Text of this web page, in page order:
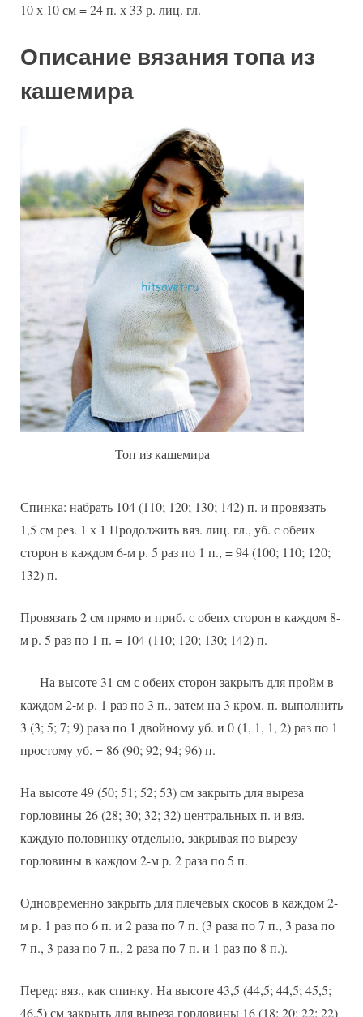
10 х 10 см = 24 п. х 33 р. лиц. гл.
Описание вязания топа из
кашемира
Топ из кашемира
Спинка: набрать 104 (110; 120; 130; 142) п. и провязать
1,5 см рез. 1 х 1 Продолжить вяз. лиц. гл., уб. с обеих
сторон в каждом 6-м р. 5 раз по 1 п., = 94 (100; 110; 120;
132) п.
Провязать 2 см прямо и приб. с обеих сторон в каждом 8-
м р. 5 раз по 1 п. = 104 (110; 120; 130; 142) п.
На высоте 31 см с обеих сторон закрыть для пройм в
каждом 2-м р. 1 раз по 3 п., затем на 3 кром. п. выполнить
3 (3; 5; 7; 9) раза по 1 двойному уб. и 0 (1, 1, 1, 2) раз по 1
простому уб. = 86 (90; 92; 94; 96) п.
На высоте 49 (50; 51; 52; 53) см закрыть для выреза
горловины 26 (28; 30; 32; 32) центральных п. и вяз.
каждую половинку отдельно, закрывая по вырезу
горловины в каждом 2-м р. 2 раза по 5 п.
Одновременно закрыть для плечевых скосов в каждом 2-
м р. 1 раз по 6 п. и 2 раза по 7 п. (3 раза по 7 п., 3 раза по
7 п., 3 раза по 7 п., 2 раза по 7 п. и 1 раз по 8 п.).
Перед: вяз., как спинку. На высоте 43,5 (44,5; 44,5; 45,5;
46,5) см закрыть для выреза горловины 16 (18; 20; 22; 22)